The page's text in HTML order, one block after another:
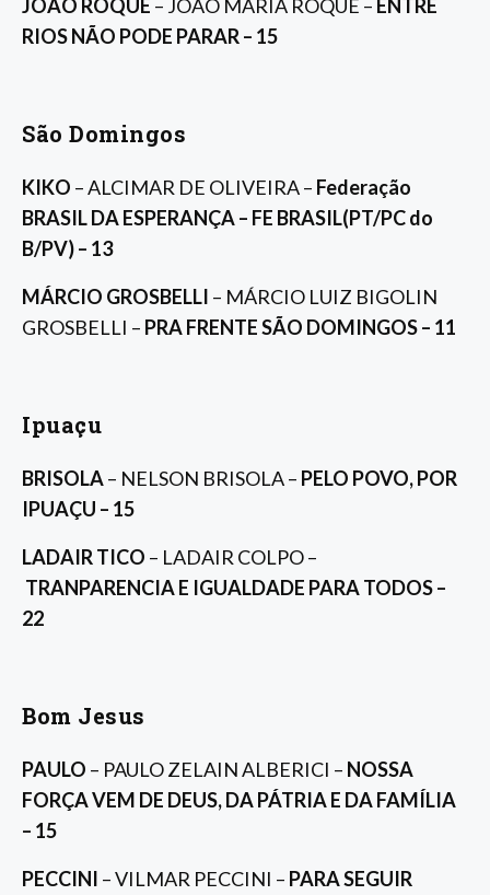
JOÃO ROQUE – JOÃO MARIA ROQUE – ENTRE
RIOS NÃO PODE PARAR – 15
São Domingos
KIKO – ALCIMAR DE OLIVEIRA – Federação
BRASIL DA ESPERANÇA – FE BRASIL(PT/PC do
B/PV) – 13
MÁRCIO GROSBELLI – MÁRCIO LUIZ BIGOLIN
GROSBELLI – PRA FRENTE SÃO DOMINGOS – 11
Ipuaçu
BRISOLA– NELSON BRISOLA – PELO POVO, POR
IPUAÇU – 15
LADAIR TICO – LADAIR COLPO –
TRANPARENCIA E IGUALDADE PARA TODOS –
22
Bom Jesus
PAULO – PAULO ZELAIN ALBERICI – NOSSA
FORÇA VEM DE DEUS, DA PÁTRIA E DA FAMÍLIA
– 15
PECCINI – VILMAR PECCINI – PARA SEGUIR